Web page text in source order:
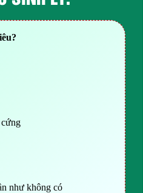
như không có